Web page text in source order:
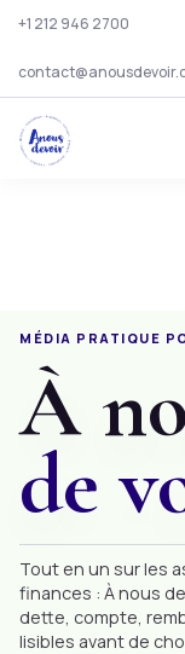
+1 212 946 2700
MÉDIA PRATIQUE
À
de
Tout en un sur les
finances : À nous
dette, compte,
lisibles avant de